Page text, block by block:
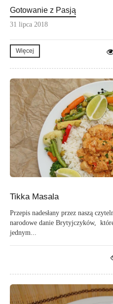
Gotowanie z Pasją
31 lipca 2018
Więcej
Tikka Masala
Przepis nadesłany przez naszą
narodowe danie Brytyjczyków,
jednym...